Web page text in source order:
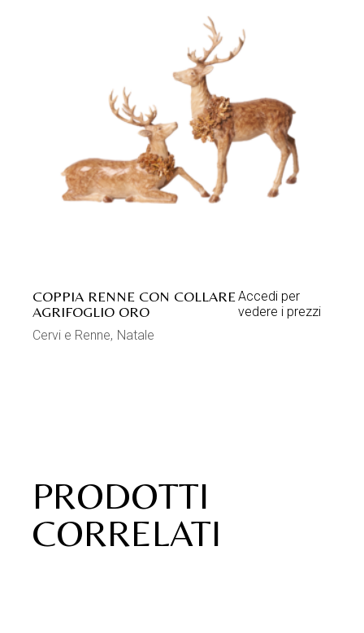
COPPIA RENNE CON COLLARE
AGRIFOGLIO ORO
Accedi per
vedere i prezzi
Cervi e Renne Natale
PRODOTTI
CORRELATI